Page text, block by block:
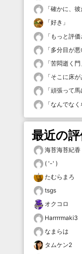
「確かに、
「好き 」
「 もっと評
「多分目が
「苦悶逝く門
「そこに床
「頑張って馬
「なんでな
最近の
海苔海苔紀香
( '-' )
たむらまろ
tsgs
オクコロ
Harrrrmaki3
なまらは
タムケン2